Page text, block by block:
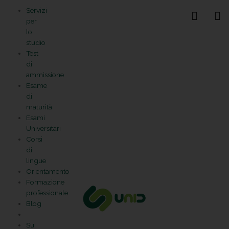
contenuto
Servizi
per
lo
studio
Test
di
ammissione
Esame
di
maturità
Esami
Universitari
Corsi
di
lingue
Orientamento
Formazione
professionale
Blog
Su